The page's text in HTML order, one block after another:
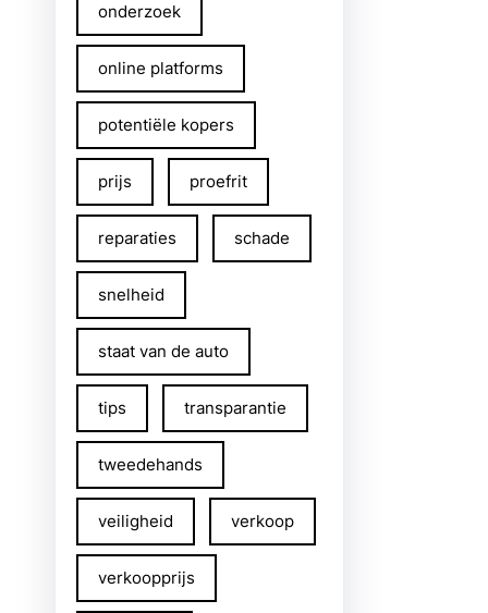
onderzoek
online platforms
potentiële kopers
prijs proefrit
reparaties schade
snelheid
staat van de auto
tips transparantie
tweedehands
veiligheid verkoop
verkoopprijs